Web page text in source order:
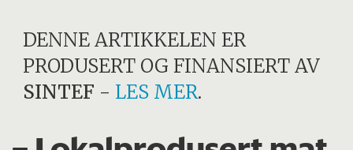
DENNE ARTIKKELEN ER
PRODUSERT OG FINANSIERT AV
SINTEF - LES MER.